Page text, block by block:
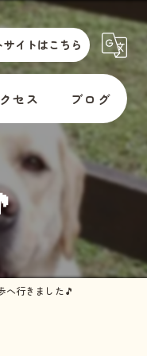
サイトはこちら
セス
須賀市動物取扱標識
ブログ
コラム
へ行きました🎵